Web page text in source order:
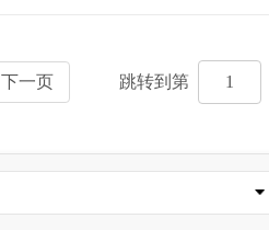
下一页 跳转到第